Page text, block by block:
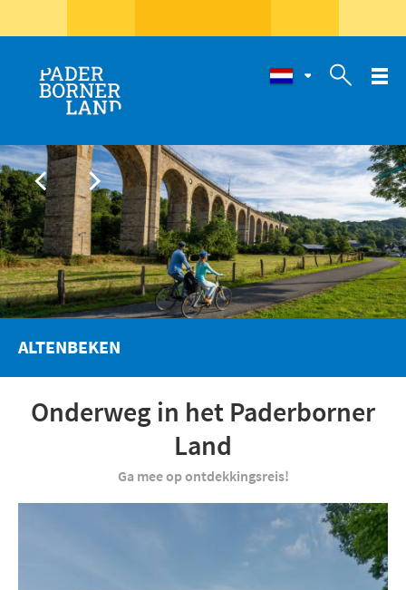

ALTENBEKEN
Onderweg in het Paderborner
Land
Ga mee op ontdekkingsreis!